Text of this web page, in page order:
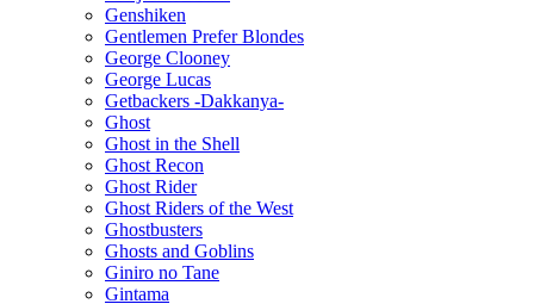
Genshiken
Gentlemen Prefer Blondes
George Clooney
George Lucas
Getbackers -Dakkanya-
Ghost
Ghost in the Shell
Ghost Recon
Ghost Rider
Ghost Riders of the West
Ghostbusters
Ghosts and Goblins
Giniro no Tane
Gintama